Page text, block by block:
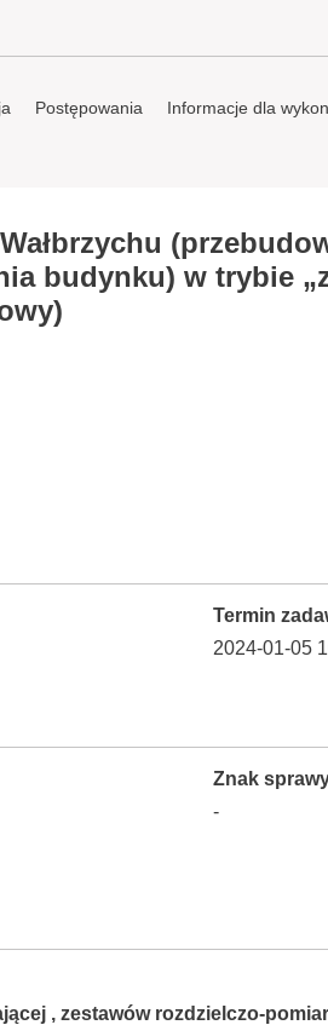
Postępowania Informacje dla
budynku) w trybie
Termin
2024-01-05
Znak
-
, zestawów rozdzielczo-